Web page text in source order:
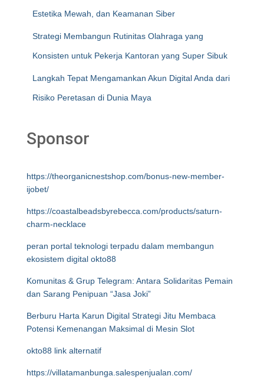
Estetika Mewah, dan Keamanan Siber
Strategi Membangun Rutinitas Olahraga yang
Konsisten untuk Pekerja Kantoran yang Super Sibuk
Langkah Tepat Mengamankan Akun Digital Anda dari
Risiko Peretasan di Dunia Maya
Sponsor
https://theorganicnestshop.com/bonus-new-member-
ijobet/
https://coastalbeadsbyrebecca.com/products/saturn-
charm-necklace
peran portal teknologi terpadu dalam membangun
ekosistem digital okto88
Komunitas & Grup Telegram: Antara Solidaritas Pemain
dan Sarang Penipuan “Jasa Joki”
Berburu Harta Karun Digital Strategi Jitu Membaca
Potensi Kemenangan Maksimal di Mesin Slot
okto88 link alternatif
https://villatamanbunga.salespenjualan.com/